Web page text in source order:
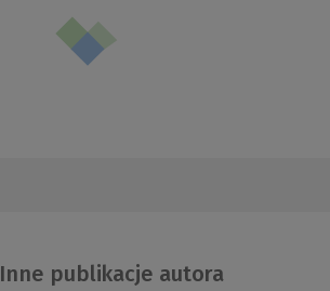
Inne publikacje autora